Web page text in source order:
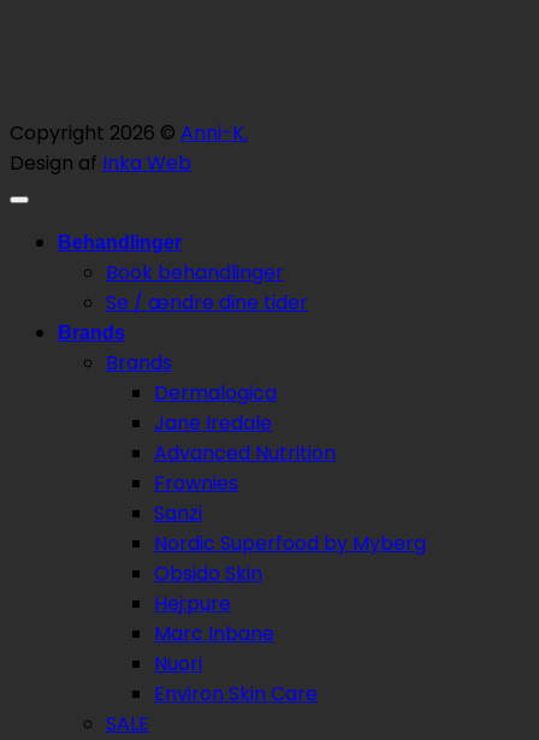
Copyright 2026 © Anni-K.
Design af Inka Web
Behandlinger
Book behandlinger
Se / ændre dine tider
Brands
Brands
Dermalogica
Jane Iredale
Advanced Nutrition
Frownies
Sanzi
Nordic Superfood by Myberg
Obsido Skin
Hej:pure
Marc Inbane
Nuori
Environ Skin Care
SALE